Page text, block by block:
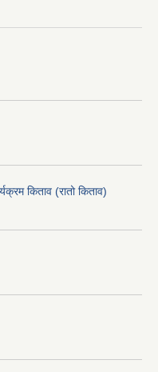
किताव (रातो किताव)